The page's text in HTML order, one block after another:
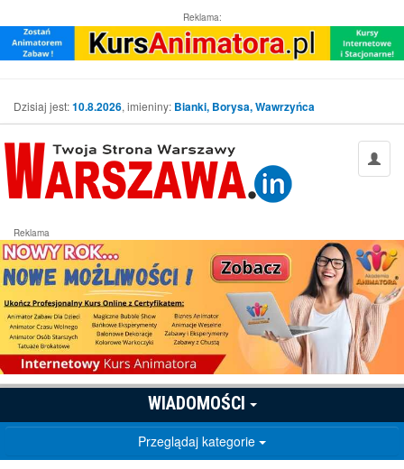
Reklama:
Dzisiaj jest:10.8.2026, imieniny: Bianki, Borysa, Wawrzyńca
Reklama
WIADOMOŚCI
Przeglądaj kategorie